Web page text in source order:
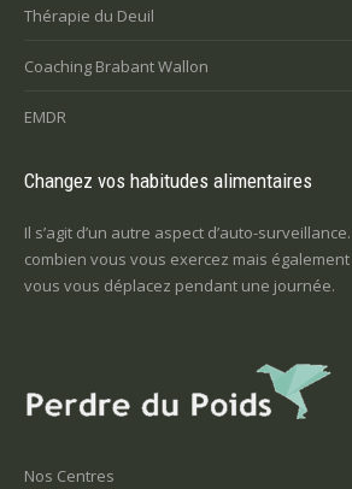
Thérapie du Deuil
Coaching Brabant Wallon
EMDR
Changez vos habitudes alimentaires
Il s’agit d’un autre aspect d’auto-
combien vous vous exercez mais
vous vous déplacez pendant une journée.
Nos Centres